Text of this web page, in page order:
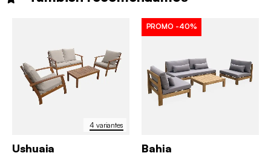
4 variantes
Ushuaia
PROMO -40%
Bahia